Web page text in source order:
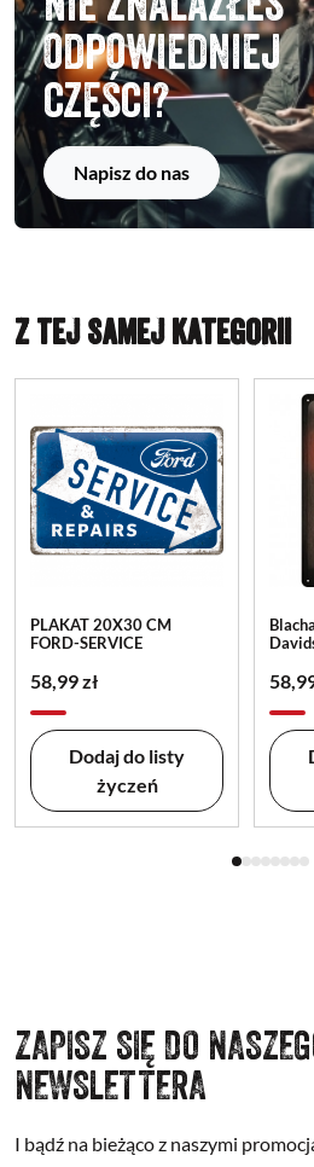
odpowiedniej
części?
Napisz do nas
Z TEJ SAMEJ KATEGORII
PLAKAT 20X30 CM
FORD-SERVICE
58,99 zł
Dodaj do listy
życzeń
ZAPISZ SIĘ DO
NEWSLETTERA
I bądź na bieżąco z naszymi